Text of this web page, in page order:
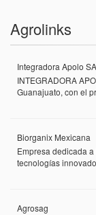
Agrolinks
Integradora Apolo
INTEGRADORA
Guanajuato, con el
Biorganix Mexicana
Empresa dedicada
tecnologías
Agrosag